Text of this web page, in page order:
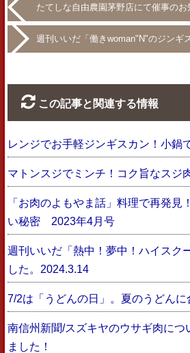
たてしな自由農園茅野店にて催事のお
週刊いいだ「働きwoman"N"のジンギ
この記事と関連する情報
レンジでお手軽ジンギスカン！小鍋
マトンスジでミンチ！コク旨なスジ
「お肉のよもやま話」料理で再発見
い秘密 2023年4月号
週刊いいだ「熱中！夢中！ハイスク
した。2024.3.14
7/2は「うどんの日」。夏のうどんに
南信州新聞/スズキヤのウサギ肉につ
ました！